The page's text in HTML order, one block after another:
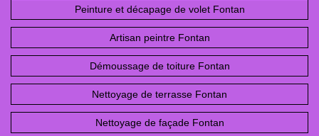
Peinture et décapage de volet Fontan
Artisan peintre Fontan
Démoussage de toiture Fontan
Nettoyage de terrasse Fontan
Nettoyage de façade Fontan